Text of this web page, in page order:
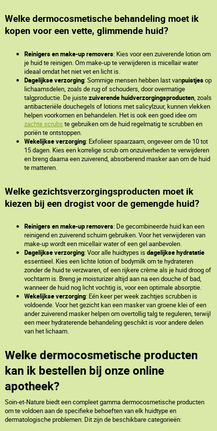
Welke dermocosmetische behandeling moet ik
kopen voor een vette, glimmende huid?
Reinigers en make-up removers: Kies voor een zuiverende lotion om
je huid te reinigen. Om make-up te verwijderen is micellair water
ideaal omdat het niet vet en licht is.
Dagelijkse verzorging: Sommige mensen hebben last vanpuistjesop
lichaamsdelen, zoals de rug of schouders, door overmatige
talgproductie. De juistezuiverende huidverzorgingsproducten, zoals
antibacteriële douchegels of lotions met salicylzuur, kunnen vlekken
helpen voorkomen en behandelen. Het is ook een goed idee om
zachte scrubs te gebruiken om de huid regelmatig te scrubben en
poriën te ontstoppen.
Wekelijkse verzorging: Exfolieer spaarzaam, ongeveer om de 10 tot
15 dagen. Kies een korrelige scrub om onzuiverheden te verwijderen
en breng daarna een zuiverend, absorberend masker aan om de huid
te matteren.
Welke gezichtsverzorgingsproducten moet ik
kiezen bij een drogist voor de gemengde huid?
Reinigers en make-up removers: De gecombineerde huid kan een
reinigend en zuiverend schuim gebruiken. Voor het verwijderen van
make-up wordt een micellair water of een gel aanbevolen.
Dagelijkse verzorging: Voor alle huidtypes is dagelijkse hydratatie
essentieel. Kies een lichte lotion of bodymilk om te hydrateren
zonder de huid te verzwaren, of een rijkere crème als je huid droog of
vochtarm is. Breng je moisturizer altijd aan na een douche of bad,
wanneer de huid nog licht vochtig is, voor een optimale absorptie.
Wekelijkse verzorging: Eén keer per week zachtjes scrubben is
voldoende. Voor het gezicht kan een masker van groene klei of een
ander zuiverend masker helpen om overtollig talg te reguleren, terwijl
een meer hydraterende behandeling geschikt is voor andere delen
van het lichaam.
Welke dermocosmetische producten
kan ik bestellen bij onze online
apotheek?
Soin-et-Nature biedt een compleet gamma dermocosmetische producten
om te voldoen aan de specifieke behoeften van elk huidtype en
dermatologische problemen. Dit zijn de beschikbare categorieën: